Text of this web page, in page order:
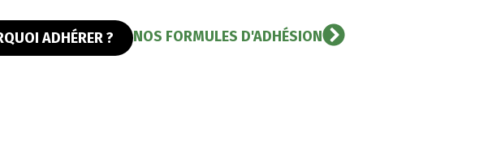
ADHÉRER ? NOS FORMULES D'ADHÉSION